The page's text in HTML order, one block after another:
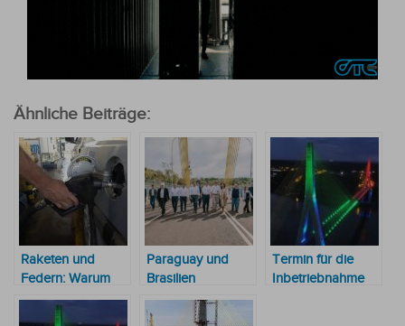
Ähnliche Beiträge:
Raketen und
Federn: Warum
Tanken eine
Geduldsprobe
Paraguay und
Brasilien
vereinbaren
zweite
Termin für die
Inbetriebnahme